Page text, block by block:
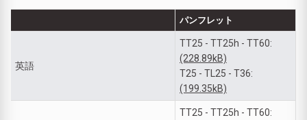
パンフレット
英語
TT25 - TT25h - TT60:
(228.89kB)
T25 - TL25 - T36:
(199.35kB)
TT25 - TT25h - TT60: